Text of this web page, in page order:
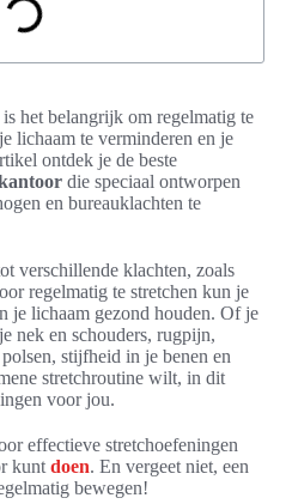
het belangrijk om regelmatig te
lichaam te verminderen en je
ontdek je de beste
die speciaal ontworpen
en bureauklachten te
verschillende klachten, zoals
regelmatig te stretchen kun je
je lichaam gezond houden. Of je
nek en schouders, rugpijn,
stijfheid in je benen en
stretchroutine wilt, in dit
voor jou.
effectieve stretchoefeningen
kunt doen. En vergeet niet, een
bewegen!